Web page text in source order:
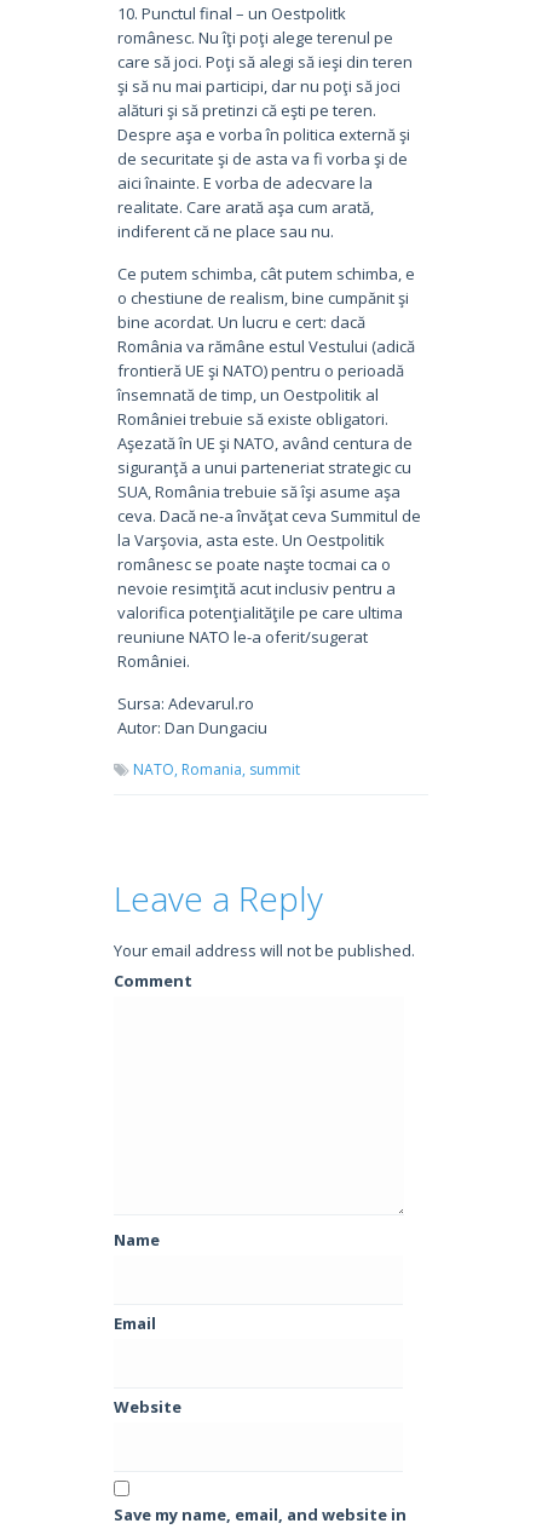
10. Punctul final – un Oestpolitk
românesc. Nu îţi poţi alege terenul pe
care să joci. Poţi să alegi să ieşi din teren
şi să nu mai participi, dar nu poţi să joci
alături şi să pretinzi că eşti pe teren.
Despre aşa e vorba în politica externă şi
de securitate şi de asta va fi vorba şi de
aici înainte. E vorba de adecvare la
realitate. Care arată aşa cum arată,
indiferent că ne place sau nu.
Ce putem schimba, cât putem schimba, e
o chestiune de realism, bine cumpănit şi
bine acordat. Un lucru e cert: dacă
România va rămâne estul Vestului (adică
frontieră UE şi NATO) pentru o perioadă
însemnată de timp, un Oestpolitik al
României trebuie să existe obligatori.
Aşezată în UE şi NATO, având centura de
siguranţă a unui parteneriat strategic cu
SUA, România trebuie să îşi asume aşa
ceva. Dacă ne-a învăţat ceva Summitul de
la Varşovia, asta este. Un Oestpolitik
românesc se poate naşte tocmai ca o
nevoie resimţită acut inclusiv pentru a
valorifica potenţialităţile pe care ultima
reuniune NATO le-a oferit/sugerat
României.
Sursa: Adevarul.ro
Autor: Dan Dungaciu
NATO, Romania, summit
Leave a Reply
Your email address will not be published.
Comment
Name
Email
Website
Save my name, email, and website in